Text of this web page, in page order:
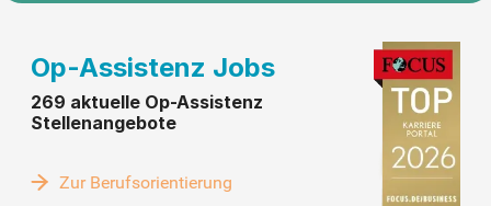
Op-Assistenz Jobs
269 aktuelle Op-Assistenz
Stellenangebote
Zur Berufsorientierung